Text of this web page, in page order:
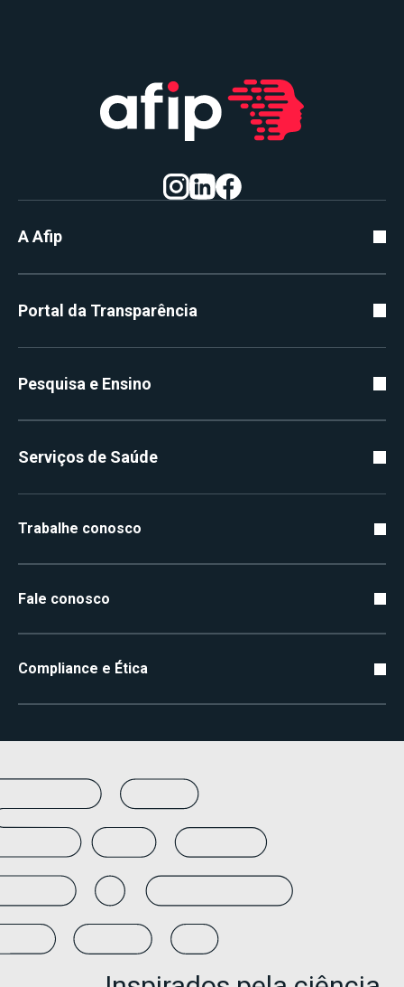
A Afip
Portal da Transparência
Pesquisa e Ensino
Serviços de Saúde
Trabalhe conosco
Fale conosco
Compliance e Ética